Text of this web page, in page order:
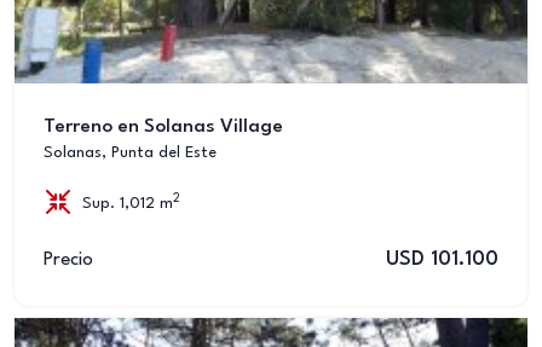
Terreno en Solanas Village
Solanas, Punta del Este
Sup. 1,012 m 2
Precio USD 101.100